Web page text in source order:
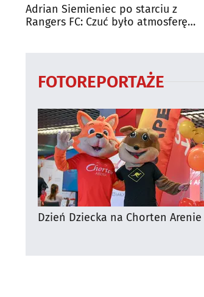
Adrian Siemieniec po starciu z
Rangers FC: Czuć było atmosferę
FOTOREPORTAŻE
Dzień Dziecka na Chorten Arenie